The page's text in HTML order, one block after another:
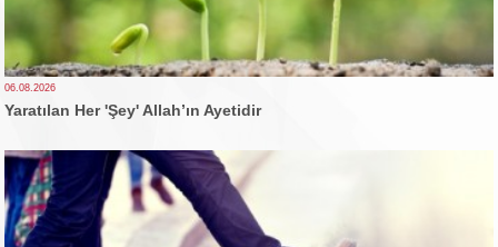
06.08.2026
Yaratılan Her 'Şey' Allah’ın Ayetidir